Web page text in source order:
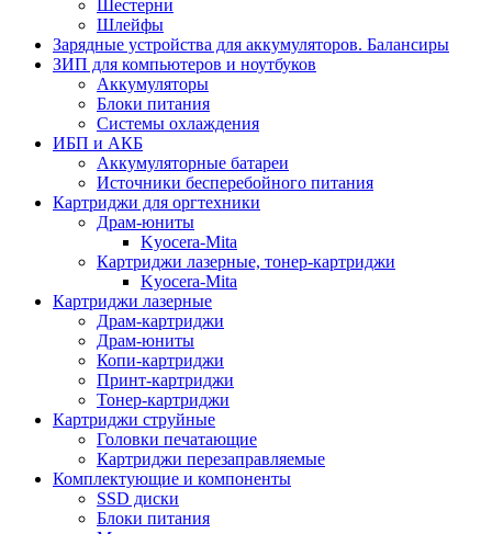
Шестерни
Шлейфы
Зарядные устройства для аккумуляторов. Балансиры
ЗИП для компьютеров и ноутбуков
Аккумуляторы
Блоки питания
Системы охлаждения
ИБП и АКБ
Аккумуляторные батареи
Источники бесперебойного питания
Картриджи для оргтехники
Драм-юниты
Kyocera-Mita
Картриджи лазерные, тонер-картриджи
Kyocera-Mita
Картриджи лазерные
Драм-картриджи
Драм-юниты
Копи-картриджи
Принт-картриджи
Тонер-картриджи
Картриджи струйные
Головки печатающие
Картриджи перезаправляемые
Комплектующие и компоненты
SSD диски
Блоки питания